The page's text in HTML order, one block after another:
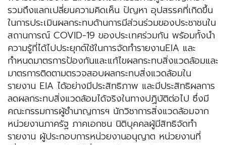
รวมถึงแลกเปลี่ยนความคิดเห็น ปัญหา อุปสรรคที่เกิดขึ้น
ในการประเมินผลกระทบด้านการมีส่วนร่วมของประชาชนใน
สถานการณ์ COVID-19 ของประเทศร่วมกัน พร้อมทั้งนำ
ความรู้ที่ได้ไปประยุกต์ใช้ในการจัดทำรายงานEIA และ
กำหนดมาตรการป้องกันและแก้ไขผลกระทบสิ่งแวดล้อมและ
มาตรการติดตามตรวจสอบผลกระทบสิ่งแวดล้อมใน
รายงาน EIA ได้อย่างมีประสิทธิภาพ และมีประสิทธิผลการ
ลดผลกระทบสิ่งแวดล้อมได้จริงในทางปฏิบัติต่อไป ซึ่งมี
คณะกรรมการผู้ชำนาญการฯ นักวิชาการสิ่งแวดล้อมจาก
หน่วยงานภาครัฐ ภาคเอกชน นิติบุคคลผู้มีสิทธิจัดทำ
รายงาน ผู้ประกอบการหน่วยงานอนุญาต หน่วยงานที่